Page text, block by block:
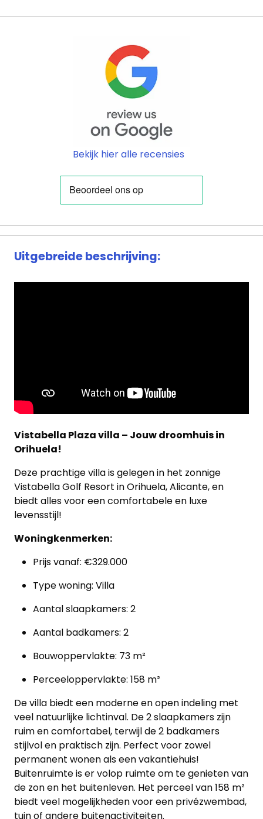
Bekijk hier alle recensies
Uitgebreide beschrijving:
Vistabella Plaza villa – Jouw droomhuis in
Orihuela!
Deze prachtige villa is gelegen in het zonnige
Vistabella Golf Resort in Orihuela, Alicante, en
biedt alles voor een comfortabele en luxe
levensstijl!
Woningkenmerken:
Prijs vanaf: €329.000
Type woning: Villa
Aantal slaapkamers: 2
Aantal badkamers: 2
Bouwoppervlakte: 73 m²
Perceeloppervlakte: 158 m²
De villa biedt een moderne en open indeling met
veel natuurlijke lichtinval. De 2 slaapkamers zijn
ruim en comfortabel, terwijl de 2 badkamers
stijlvol en praktisch zijn. Perfect voor zowel
permanent wonen als een vakantiehuis!
Buitenruimte is er volop ruimte om te genieten van
de zon en het buitenleven. Het perceel van 158 m²
biedt veel mogelijkheden voor een privézwembad,
tuin of andere buitenactiviteiten.